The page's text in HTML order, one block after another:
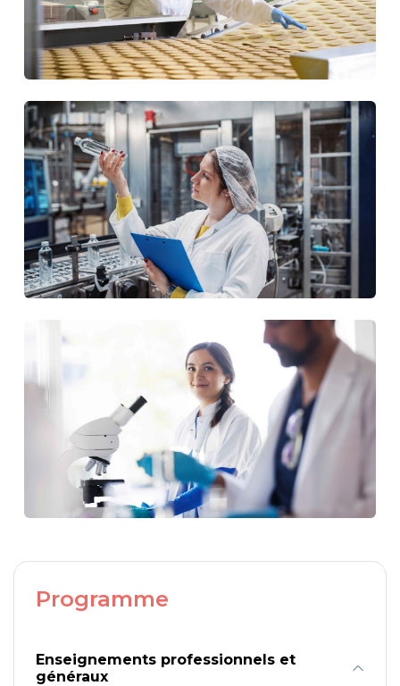
Programme
Enseignements professionnels et
généraux